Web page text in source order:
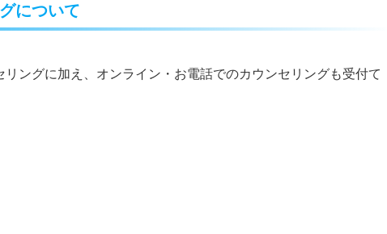
について
ングに加え、オンライン・お電話でのカウンセリングも受付て